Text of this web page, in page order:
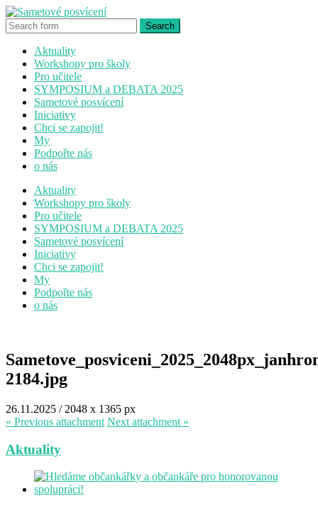
Aktuality
Workshopy pro školy
Pro učitele
SYMPOSIUM a DEBATA 2025
Sametové posvícení
Iniciativy
Chci se zapojit!
My
Podpořte nás
o nás
Aktuality
Workshopy pro školy
Pro učitele
SYMPOSIUM a DEBATA 2025
Sametové posvícení
Iniciativy
Chci se zapojit!
My
Podpořte nás
o nás
2184.jpg
26.11.2025 / 2048 x 1365 px
« Previous attachment Next attachment »
Aktuality